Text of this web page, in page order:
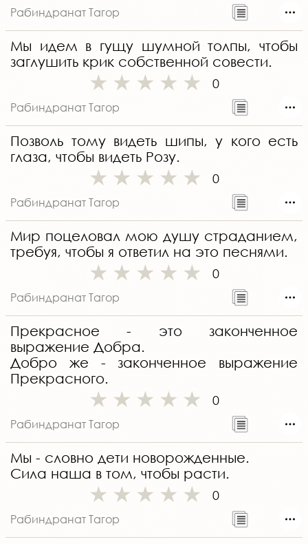
Рабиндранат Тагор
Мы идем в гущу шумной толпы, чтобы
заглушить крик собственной совести.
0
Рабиндранат Тагор
Позволь тому видеть шипы, у кого есть
глаза, чтобы видеть Розу.
0
Рабиндранат Тагор
Мир поцеловал мою душу страданием,
требуя, чтобы я ответил на это песнями.
0
Рабиндранат Тагор
Прекрасное - это законченное
выражение Добра.
Добро же - законченное выражение
Прекрасного.
0
Рабиндранат Тагор
Мы - словно дети новорожденные.
Сила наша в том, чтобы расти.
0
Рабиндранат Тагор